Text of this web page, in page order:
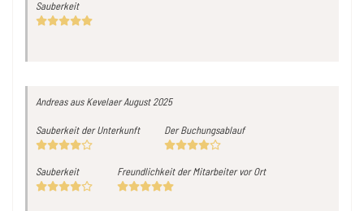
Sauberkeit
Andreasaus Kevelaer August 2025
Sauberkeit der Unterkunft Der Buchungsablauf
Sauberkeit Freundlichkeit der Mitarbeiter vor Ort